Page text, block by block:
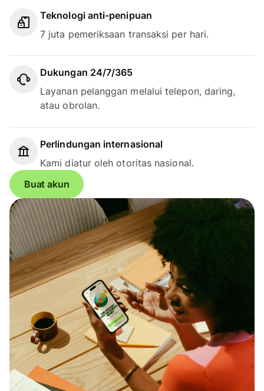
Teknologi anti-penipuan
7 juta pemeriksaan transaksi per hari.
Dukungan 24/7/365
Layanan pelanggan melalui telepon, daring,
atau obrolan.
Perlindungan internasional
Kami diatur oleh otoritas nasional.
Buat akun